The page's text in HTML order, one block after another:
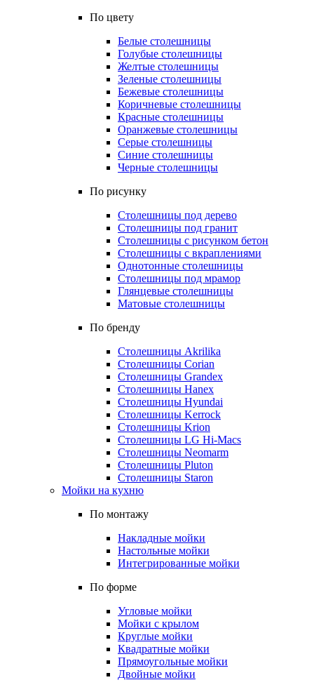
По цвету
Белые столешницы
Голубые столешницы
Желтые столешницы
Зеленые столешницы
Бежевые столешницы
Коричневые столешницы
Красные столешницы
Оранжевые столешницы
Серые столешницы
Синие столешницы
Черные столешницы
По рисунку
Столешницы под дерево
Столешницы под гранит
Столешницы с рисунком бетон
Столешницы с вкраплениями
Однотонные столешницы
Столешницы под мрамор
Глянцевые столешницы
Матовые столешницы
По бренду
Столешницы Akrilika
Столешницы Corian
Столешницы Grandex
Столешницы Hanex
Столешницы Hyundai
Столешницы Kerrock
Столешницы Krion
Столешницы LG Hi-Macs
Столешницы Neomarm
Столешницы Pluton
Столешницы Staron
Мойки на кухню
По монтажу
Накладные мойки
Настольные мойки
Интегрированные мойки
По форме
Угловые мойки
Мойки с крылом
Круглые мойки
Квадратные мойки
Прямоугольные мойки
Двойные мойки